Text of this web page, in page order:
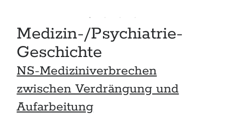
Medizin-/Psychiatrie-
Geschichte
NS-Mediziniverbrechen
zwischen Verdrängung und
Aufarbeitung